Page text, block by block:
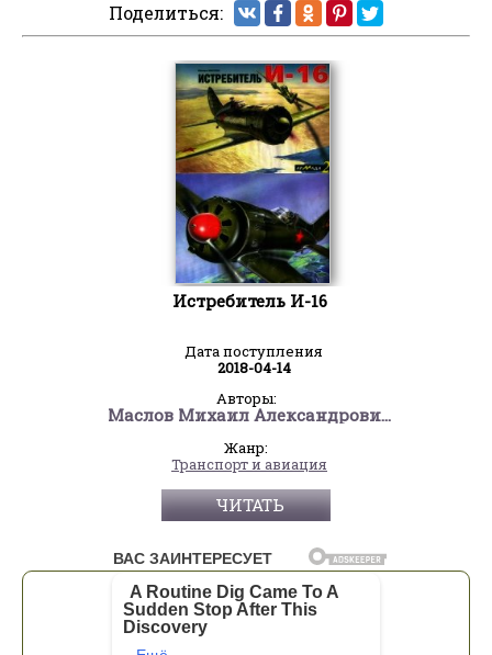
Поделиться:
Истребитель И-16
Дата поступления
2018-04-14
Авторы:
Маслов Михаил Александрович
Жанр:
Транспорт и авиация
ЧИТАТЬ